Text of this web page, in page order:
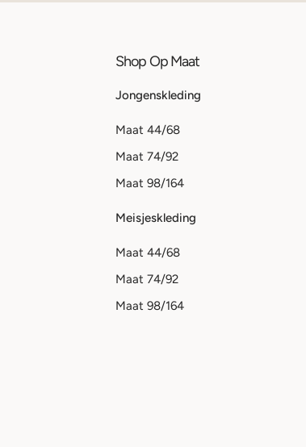
Shop Op Maat
Jongenskleding
Maat 44/68
Maat 74/92
Maat 98/164
Meisjeskleding
Maat 44/68
Maat 74/92
Maat 98/164